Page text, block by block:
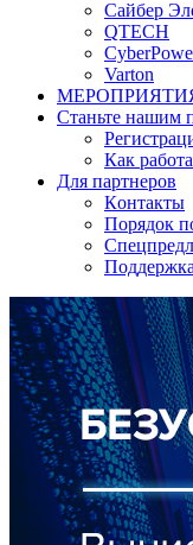
Сайбер
QTECH
Varton
Станьте нашим
Как
Для партнеров
Кoнтaкты
Порядок